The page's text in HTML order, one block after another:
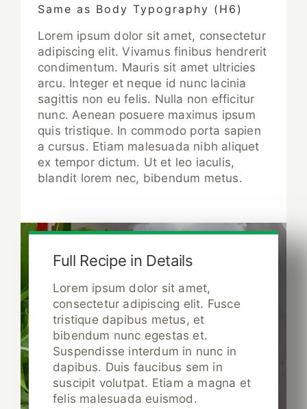
Same as Body Typography (H6)
Lorem ipsum dolor sit amet, consectetur
adipiscing elit. Vivamus finibus hendrerit
condimentum. Mauris sit amet ultricies
arcu. Integer et neque id nunc lacinia
sagittis non eu felis. Nulla non efficitur
nunc. Aenean posuere maximus ipsum
quis tristique. In commodo porta sapien
a cursus. Etiam malesuada nibh aliquet
ex tempor dictum. Ut et leo iaculis,
blandit lorem nec, bibendum metus.
Full Recipe in Details
Lorem ipsum dolor sit amet,
consectetur adipiscing elit. Fusce
tristique dapibus metus, et
bibendum nunc egestas et.
Suspendisse interdum in nunc in
dapibus. Duis faucibus sem in
suscipit volutpat. Etiam a magna et
felis malesuada euismod.